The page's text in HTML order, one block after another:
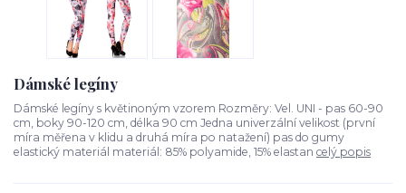
Dámské legíny
Dámské legíny s květinoným vzorem Rozměry: Vel. UNI - pas 60-90
cm, boky 90-120 cm, délka 90 cm Jedna univerzální velikost (první
míra měřena v klidu a druhá míra po natažení) pas do gumy
elastický materiál materiál: 85% polyamide, 15% elastan celý popis